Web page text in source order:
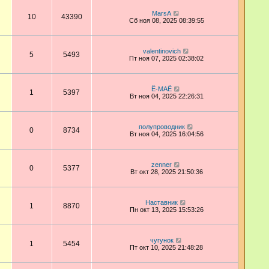
10 43390
MarsA
Сб ноя 08, 2025 08:39:55
5 5493
valentinovich
Пт ноя 07, 2025 02:38:02
1 5397
Ё-МАЁ
Вт ноя 04, 2025 22:26:31
0 8734
полупроводник
Вт ноя 04, 2025 16:04:56
0 5377
zenner
Вт окт 28, 2025 21:50:36
1 8870
Наставник
Пн окт 13, 2025 15:53:26
1 5454
чугунок
Пт окт 10, 2025 21:48:28